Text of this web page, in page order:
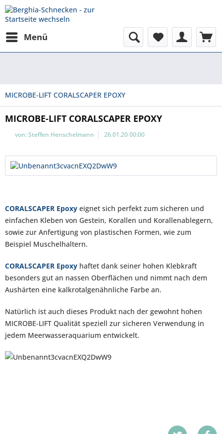
Menü
MICROBE-LIFT CORALSCAPER EPOXY
MICROBE-LIFT CORALSCAPER EPOXY
von:Steffen Henschelmann 26.01.20 00:00
CORALSCAPER Epoxy eignet sich perfekt zum sicheren und
einfachen Kleben von Gestein, Korallen und Korallenablegern,
sowie zur Anfertigung von plastischen Formen, wie zum
Beispiel Muschelhaltern.
CORALSCAPER Epoxy haftet dank seiner hohen Klebkraft
besonders gut an nassen Oberflächen und nimmt nach dem
Aushärten eine kalkrotalgenähnliche Farbe an.
Natürlich ist auch dieses Produkt nach der gewohnt hohen
MICROBE-LIFT Qualität speziell zur sicheren Verwendung in
jedem Meerwasseraquarium entwickelt.